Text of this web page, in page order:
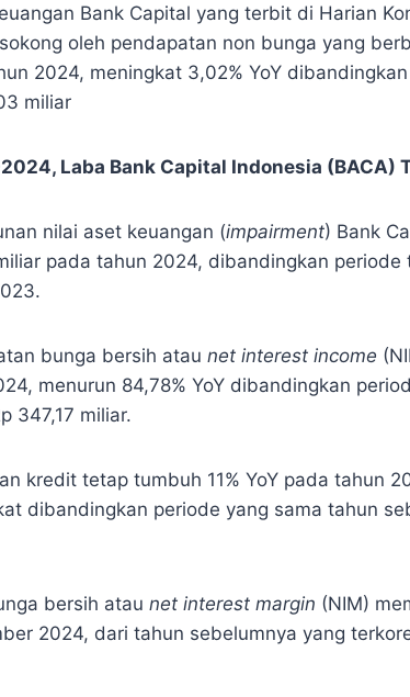
Bank Capital yang terbit di Harian
oleh pendapatan non bunga yang
2024, meningkat 3,02% YoY
miliar
Laba Bank Capital Indonesia (BACA)
nilai aset keuangan (impairment) Bank
pada tahun 2024, dibandingkan periode
bunga bersih atau net interest income
menurun 84,78% YoY dibandingkan
347,17 miliar.
kredit tetap tumbuh 11% YoY pada tahun
dibandingkan periode yang sama tahun
bersih atau net interest margin (NIM)
2024, dari tahun sebelumnya yang